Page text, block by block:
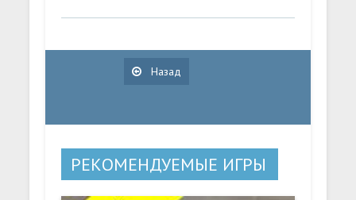
Назад
РЕКОМЕНДУЕМЫЕ ИГРЫ